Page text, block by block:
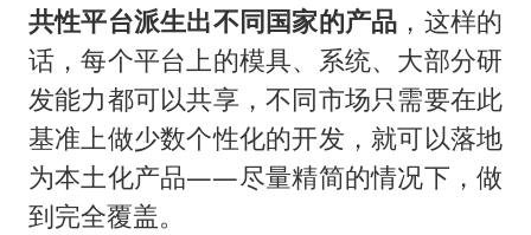
共性平台派生出不同国家的产品 ，这样的
话，每个平台上的模具、系统、大部分研
发能力都可以共享，不同市场只需要在此
基准上做少数个性化的开发，就可以落地
为本土化产品——尽量精简的情况下，做
到完全覆盖。